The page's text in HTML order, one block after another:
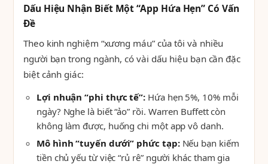
Dấu Hiệu Nhận Biết Một “App Hứa Hẹn” Có Vấn
Đề
Theo kinh nghiệm “xương máu” của tôi và nhiều
người bạn trong ngành, có vài dấu hiệu bạn cần đặc
biệt cảnh giác:
Lợi nhuận “phi thực tế”: Hứa hẹn 5%, 10% mỗi
ngày? Nghe là biết “ảo” rồi. Warren Buffett còn
không làm được, huống chi một app vô danh.
Mô hình “tuyến dưới” phức tạp:Nếu bạn kiếm
tiền chủ yếu từ việc “rủ rê” người khác tham gia